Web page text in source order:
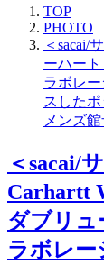
TOP
PHOTO
＜sacai/
ーハー
ラボレ
スした
メンズ
＜sacai/
Carhartt
ダブリュ
ラボレー